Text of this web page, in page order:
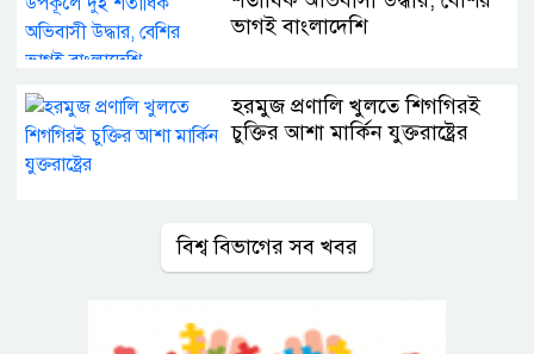
ভাগই বাংলাদেশি
হরমুজ প্রণালি খুলতে শিগগিরই
চুক্তির আশা মার্কিন যুক্তরাষ্ট্রের
বিশ্ব বিভাগের সব খবর